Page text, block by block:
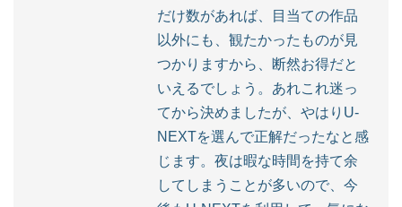
だけ数があれば、目当ての作品
以外にも、観たかったものが見
つかりますから、断然お得だと
いえるでしょう。あれこれ迷っ
てから決めましたが、やはりU-
NEXTを選んで正解だったなと感
じます。夜は暇な時間を持て余
してしまうことが多いので、今